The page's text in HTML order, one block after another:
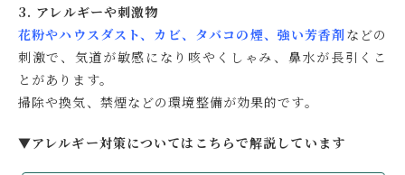
3. アレルギーや刺激物
花粉やハウスダスト、カビ、タバコの煙、強い芳香剤などの
刺激で、気道が敏感になり咳やくしゃみ、鼻水が長引くこ
とがあります。
掃除や換気、禁煙などの環境整備が効果的です。
▼アレルギー対策についてはこちらで解説しています